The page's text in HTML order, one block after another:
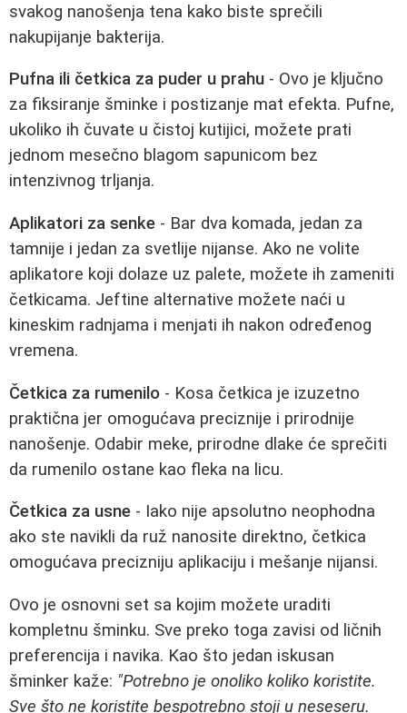
svakog nanošenja tena kako biste sprečili
nakupijanje bakterija.
Pufna ili četkica za puder u prahu - Ovo je ključno
za fiksiranje šminke i postizanje mat efekta. Pufne,
ukoliko ih čuvate u čistoj kutijici, možete prati
jednom mesečno blagom sapunicom bez
intenzivnog trljanja.
Aplikatori za senke - Bar dva komada, jedan za
tamnije i jedan za svetlije nijanse. Ako ne volite
aplikatore koji dolaze uz palete, možete ih zameniti
četkicama. Jeftine alternative možete naći u
kineskim radnjama i menjati ih nakon određenog
vremena.
Četkica za rumenilo - Kosa četkica je izuzetno
praktična jer omogućava preciznije i prirodnije
nanošenje. Odabir meke, prirodne dlake će sprečiti
da rumenilo ostane kao fleka na licu.
Četkica za usne - Iako nije apsolutno neophodna
ako ste navikli da ruž nanosite direktno, četkica
omogućava precizniju aplikaciju i mešanje nijansi.
Ovo je osnovni set sa kojim možete uraditi
kompletnu šminku. Sve preko toga zavisi od ličnih
preferencija i navika. Kao što jedan iskusan
šminker kaže: "Potrebno je onoliko koliko koristite.
Sve što ne koristite bespotrebno stoji u neseseru.